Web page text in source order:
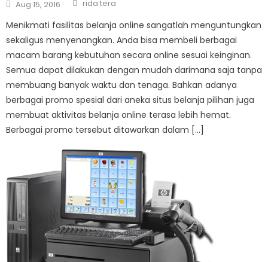
on
Aug 15, 2016 rida tera
Menikmati fasilitas belanja online sangatlah menguntungkan
sekaligus menyenangkan. Anda bisa membeli berbagai
macam barang kebutuhan secara online sesuai keinginan.
Semua dapat dilakukan dengan mudah darimana saja tanpa
membuang banyak waktu dan tenaga. Bahkan adanya
berbagai promo spesial dari aneka situs belanja pilihan juga
membuat aktivitas belanja online terasa lebih hemat.
Berbagai promo tersebut ditawarkan dalam […]